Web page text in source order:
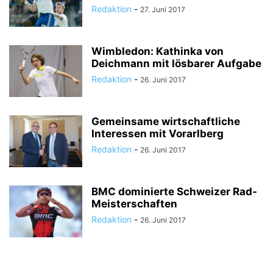
Redaktion - 27. Juni 2017
Wimbledon: Kathinka von
Deichmann mit lösbarer Aufgabe
Redaktion - 26. Juni 2017
Gemeinsame wirtschaftliche
Interessen mit Vorarlberg
Redaktion - 26. Juni 2017
BMC dominierte Schweizer Rad-
Meisterschaften
Redaktion - 26. Juni 2017